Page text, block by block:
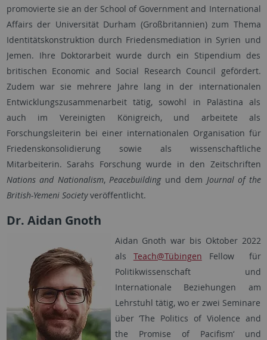
promovierte sie an der School of Government and International
Affairs der Universität Durham (Großbritannien) zum Thema
Identitätskonstruktion durch Friedensmediation in Syrien und
Jemen. Ihre Doktorarbeit wurde durch ein Stipendium des
britischen Economic and Social Research Council gefördert.
Zudem war sie mehrere Jahre lang in der internationalen
Entwicklungszusammenarbeit tätig, sowohl in Palästina als
auch im Vereinigten Königreich, und arbeitete als
Forschungsleiterin bei einer internationalen Organisation für
Friedenskonsolidierung sowie als wissenschaftliche
Mitarbeiterin. Sarahs Forschung wurde in den Zeitschriften
Nations and Nationalism, Peacebuildingund dem Journal of the
British-Yemeni Societyveröffentlicht.
Dr. Aidan Gnoth
Aidan Gnoth war bis Oktober 2022
als Teach@Tübingen Fellow für
Politikwissenschaft und
Internationale Beziehungen am
Lehrstuhl tätig, wo er zwei Seminare
über ‘The Politics of Violence and
the Promise of Pacifism‘ und